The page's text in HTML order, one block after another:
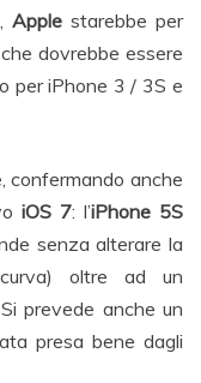
Applestarebbe per
dovrebbe essere
per iPhone 3 / 3S e
confermando anche
iOS 7: l’iPhone 5S
senza alterare la
oltre ad un
prevede anche un
presa bene dagli